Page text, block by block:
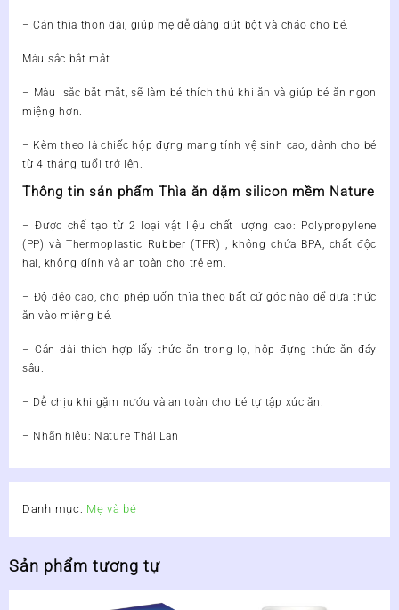
– Cán thìa thon dài, giúp mẹ dễ dàng đút bột và cháo cho bé.
Màu sắc bắt mắt
– Màu sắc bắt mắt, sẽ làm bé thích thú khi ăn và giúp bé ăn ngon
miệng hơn.
– Kèm theo là chiếc hộp đựng mang tính vệ sinh cao, dành cho bé
từ 4 tháng tuổi trở lên.
Thông tin sản phẩm Thìa ăn dặm silicon mềm Nature
– Được chế tạo từ 2 loại vật liệu chất lượng cao: Polypropylene
(PP) và Thermoplastic Rubber (TPR) , không chứa BPA, chất độc
hại, không dính và an toàn cho trẻ em.
– Độ dẻo cao, cho phép uốn thìa theo bất cứ góc nào để đưa thức
ăn vào miệng bé.
– Cán dài thích hợp lấy thức ăn trong lọ, hộp đựng thức ăn đáy
sâu.
– Dễ chịu khi gặm nướu và an toàn cho bé tự tập xúc ăn.
– Nhãn hiệu: Nature Thái Lan
Danh mục: Mẹ và bé
Sản phẩm tương tự